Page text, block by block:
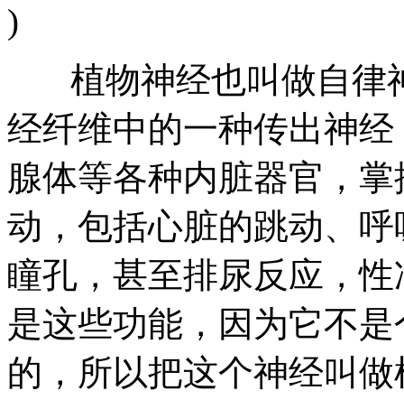
)
植物神经也叫做自律
经纤维中的一种传出神
腺体等各种内脏器官，
动，包括心脏的跳动、
瞳孔，甚至排尿反应，
是这些功能，因为它不
的，所以把这个神经叫